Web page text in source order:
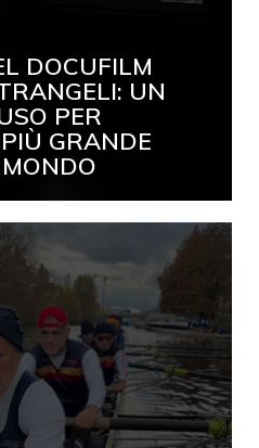
DOCUFILM
UN
PER
GRANDE